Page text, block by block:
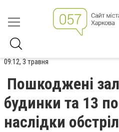
09:12, 3 травня
Пошкоджені
будинки та 13
наслідки